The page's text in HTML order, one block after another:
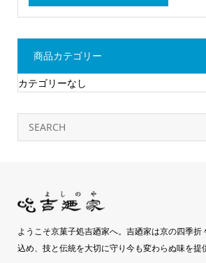
商品カテゴリー
カテゴリーなし
ようこそ京菓子処吉廼家へ。吉廼家は京の四季折
込め、技と伝統を大切に守り今も変わらぬ味を提